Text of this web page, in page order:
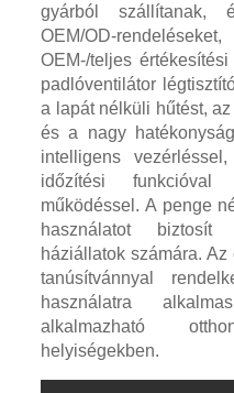
gyárból szállítanak,
OEM/OD-
OEM-/teljes
padlóventilátor
a lapát nélküli hűtést,
és a nagy
intelligens
időzítési
működéssel. A penge
használatot
háziállatok számára.
tanúsítvánnyal
használatra
alkalmazható
helyiségekben.